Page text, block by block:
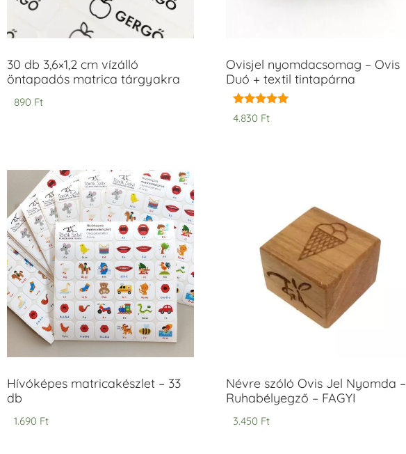
30 db 3,6×1,2 cm vízálló
öntapadós matrica tárgyakra
890 Ft
Ovisjel nyomdacsomag – Ovis
Duó + textil tintapárna
Értékelés:
5.00
4.830 Ft
Hívóképes matricakészlet – 33
db
1.690 Ft
Névre szóló Ovis Jel Nyomda –
Ruhabélyegző – FAGYI
3.450 Ft